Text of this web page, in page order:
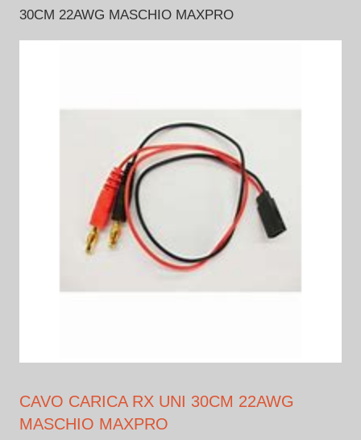
30CM 22AWG MASCHIO MAXPRO
CAVO CARICA RX UNI 30CM 22AWG
MASCHIO MAXPRO